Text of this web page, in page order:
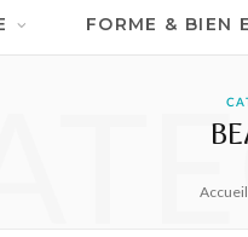
FORME & BIEN
Accueil